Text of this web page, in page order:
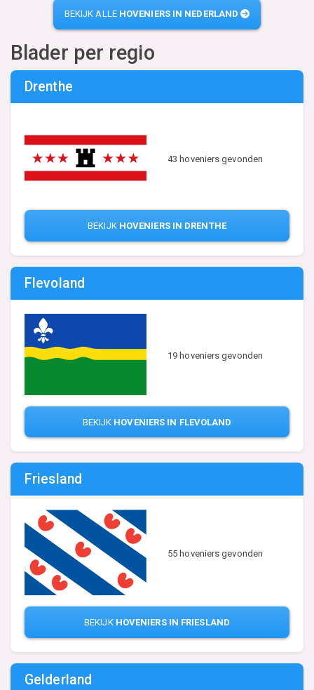
BEKIJK ALLE HOVENIERS IN NEDERLAND
Blader per regio
Drenthe
43 hoveniers gevonden
BEKIJK HOVENIERS IN DRENTHE
Flevoland
19 hoveniers gevonden
BEKIJK HOVENIERS IN FLEVOLAND
Friesland
55 hoveniers gevonden
BEKIJK HOVENIERS IN FRIESLAND
Gelderland